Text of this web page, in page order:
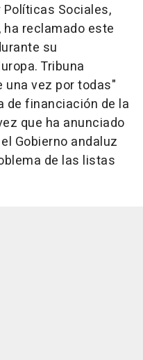
Sociales,
ha reclamado este
su
Tribuna
una vez por todas"
de financiación de la
que ha anunciado
Gobierno andaluz
de las listas